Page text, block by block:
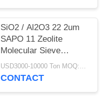
SiO2 / Al2O3 22 2um
SAPO 11 Zeolite
Molecular Sieve
Powder
USD3000-10000 Ton MOQ:1 KG
CONTACT